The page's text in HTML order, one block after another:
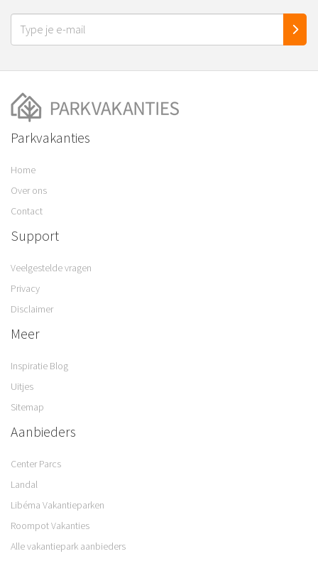
Parkvakanties
Home
Over ons
Contact
Support
Veelgestelde vragen
Privacy
Disclaimer
Meer
Inspiratie Blog
Uitjes
Sitemap
Aanbieders
Center Parcs
Landal
Libéma Vakantieparken
Roompot Vakanties
Alle vakantiepark aanbieders